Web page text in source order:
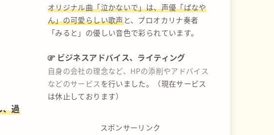
、過
オリジナル曲「泣かないで」は、声優「ばなや
ん」の可愛らしい歌声と、プロオカリナ奏者
「みると」の優しい音色で彩られています。
ビジネスアドバイス、ライティング
自身の会社の理念など、HPの添削やアドバイス
などのサービスを行いました。（現在サービス
は休止しております）
スポンサーリンク